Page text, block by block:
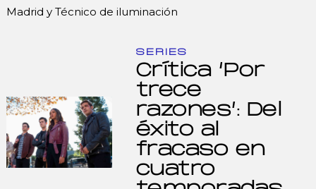
Madrid y Técnico de iluminación
SERIES
Crítica ‘Por
trece
razones’: Del
éxito al
fracaso en
cuatro